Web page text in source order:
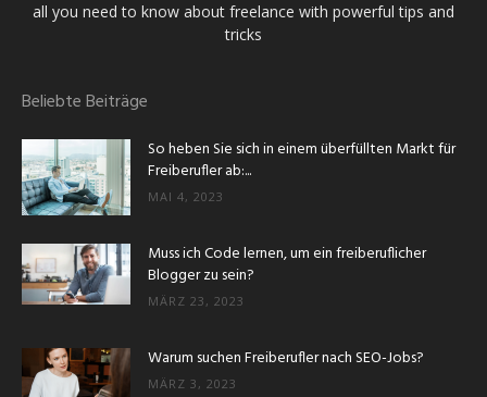
all you need to know about freelance with powerful tips and
tricks
Beliebte Beiträge
So heben Sie sich in einem überfüllten Markt für
Freiberufler ab:...
MAI 4, 2023
Muss ich Code lernen, um ein freiberuflicher
Blogger zu sein?
MÄRZ 23, 2023
Warum suchen Freiberufler nach SEO-Jobs?
MÄRZ 3, 2023